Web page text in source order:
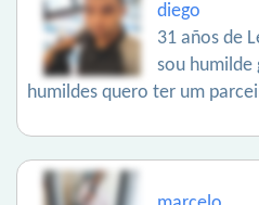
diego
31 años de
sou humilde
humildes quero ter um